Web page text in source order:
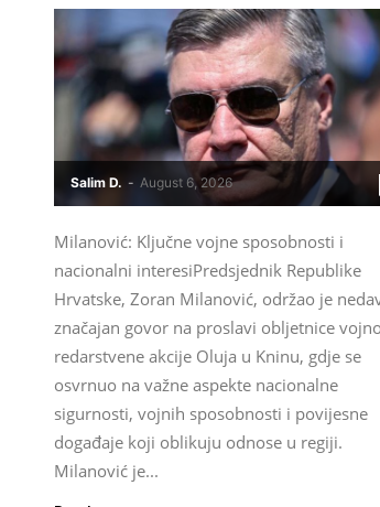
Salim D. - August 6, 2026
Milanović: Ključne vojne sposobnosti i
nacionalni interesiPredsjednik Republike
Hrvatske, Zoran Milanović, održao je
značajan govor na proslavi obljetnice
redarstvene akcije Oluja u Kninu, gdje se
osvrnuo na važne aspekte nacionalne
sigurnosti, vojnih sposobnosti i povijesne
događaje koji oblikuju odnose u regiji.
Milanović je...